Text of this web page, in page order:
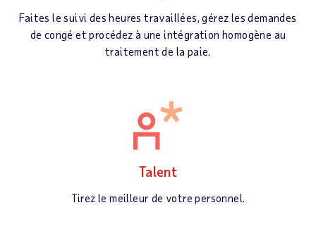
Faites le suivi des heures travaillées, gérez les demandes
de congé et procédez à une intégration homogène au
traitement de la paie.
Talent
Tirez le meilleur de votre personnel.